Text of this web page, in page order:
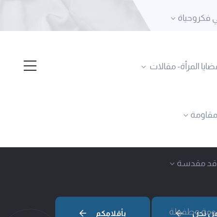
فكروحياة
المرأة- مقالات
مقدسة
وطفولةنحن بأقلامكم